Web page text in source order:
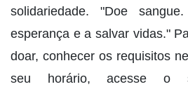
solidariedade. "Doe
esperança e a salvar vidas."
doar, conhecer os requisitos
seu horário, acesse o